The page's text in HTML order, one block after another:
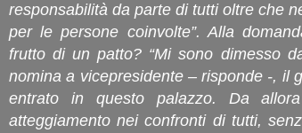
responsabilità da parte di tutti oltre che
per le persone coinvolte”. Alla
frutto di un patto? “Mi sono dimesso
nomina a vicepresidente – risponde -, il
entrato in questo palazzo. Da
atteggiamento nei confronti di tutti,